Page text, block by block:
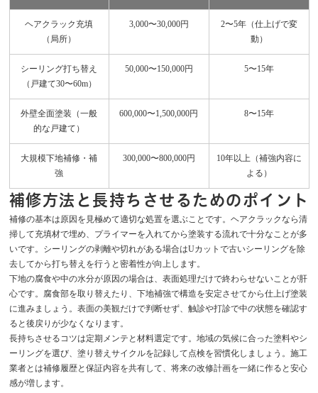
ヘアクラック充填
（局所）
3,000〜30,000円
2〜5年（仕上げで変
動）
シーリング打ち替え
（戸建て30〜60m）
50,000〜150,000円 5〜15年
外壁全面塗装（一般
的な戸建て）
600,000〜1,500,000円 8〜15年
大規模下地補修・補
強
300,000〜800,000円
10年以上（補強内容に
よる）
補修方法と長持ちさせるためのポイント
補修の基本は原因を見極めて適切な処置を選ぶことです。ヘアクラックなら清
掃して充填材で埋め、プライマーを入れてから塗装する流れで十分なことが多
いです。シーリングの剥離や切れがある場合はUカットで古いシーリングを除
去してから打ち替えを行うと密着性が向上します。
下地の腐食や中の水分が原因の場合は、表面処理だけで終わらせないことが肝
心です。腐食部を取り替えたり、下地補強で構造を安定させてから仕上げ塗装
に進みましょう。表面の美観だけで判断せず、触診や打診で中の状態を確認す
ると後戻りが少なくなります。
長持ちさせるコツは定期メンテと材料選定です。地域の気候に合った塗料やシ
ーリングを選び、塗り替えサイクルを記録して点検を習慣化しましょう。施工
業者とは補修履歴と保証内容を共有して、将来の改修計画を一緒に作ると安心
感が増します。